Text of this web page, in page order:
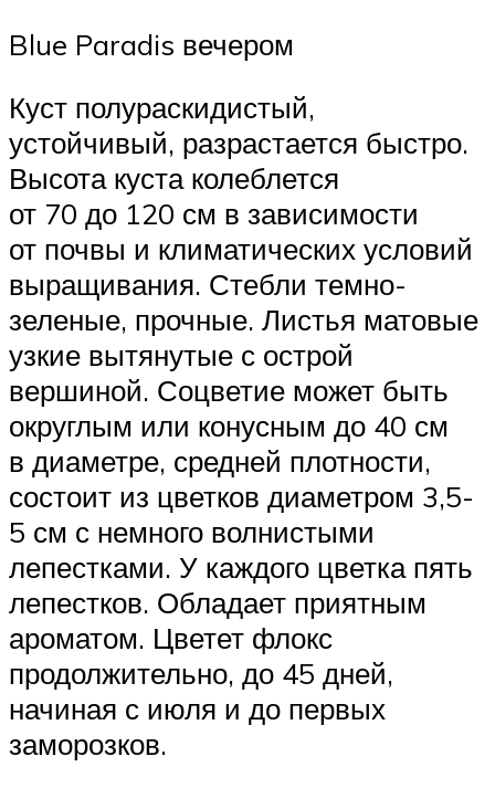
Blue Paradis вечером
Куст полураскидистый,
устойчивый, разрастается быстро.
Высота куста колеблется
от 70 до 120 см в зависимости
от почвы и климатических условий
выращивания. Стебли темно-
зеленые, прочные. Листья матовые
узкие вытянутые с острой
вершиной. Соцветие может быть
округлым или конусным до 40 см
в диаметре, средней плотности,
состоит из цветков диаметром 3,5-
5 см с немного волнистыми
лепестками. У каждого цветка пять
лепестков. Обладает приятным
ароматом. Цветет флокс
продолжительно, до 45 дней,
начиная с июля и до первых
заморозков.